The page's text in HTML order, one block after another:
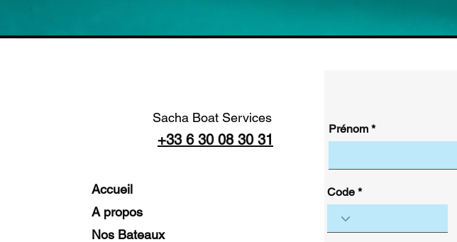
Sacha Boat Services
+33 6 30 08 30 31
Accueil
A propos
Nos Bateaux
Prénom
Code